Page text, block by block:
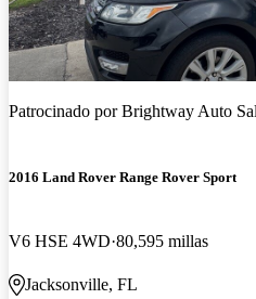
Patrocinado porBrightway Auto
2016 Land Rover Range Rover Sport
V6 HSE 4WD 80,595 millas
Jacksonville, FL